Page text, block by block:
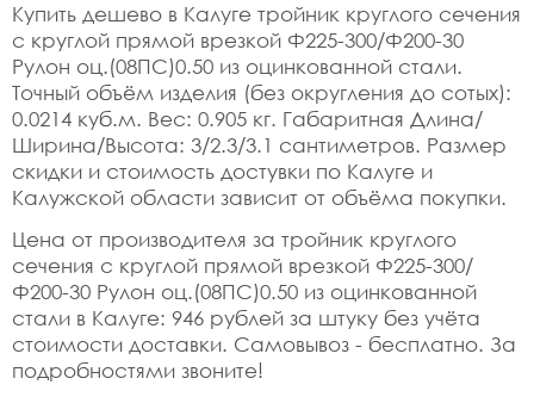
Купить дешево в Калуге тройник круглого сечения
с круглой прямой врезкой Ф225-300/Ф200-30
Рулон оц.(08ПС)0.50 из оцинкованной стали.
Точный объём изделия (без округления до сотых):
0.0214 куб.м. Вес: 0.905 кг. Габаритная Длина/
Ширина/Высота: 3/2.3/3.1 сантиметров. Размер
скидки и стоимость достувки по Калуге и
Калужской области зависит от объёма покупки.
Цена от производителя за тройник круглого
сечения с круглой прямой врезкой Ф225-300/
Ф200-30 Рулон оц.(08ПС)0.50 из оцинкованной
стали в Калуге: 946 рублей за штуку без учёта
стоимости доставки. Самовывоз - бесплатно. За
подробностями звоните!